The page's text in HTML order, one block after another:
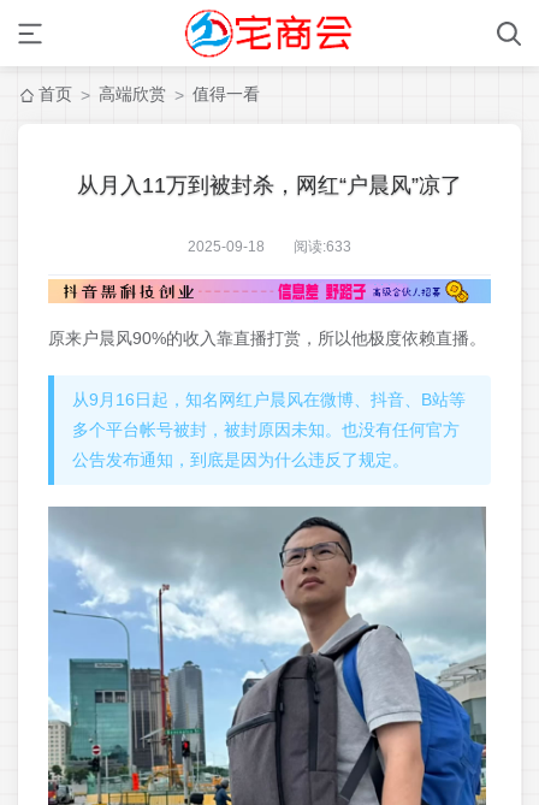
首页 > 高端欣赏 > 值得一看
从月入11万到被封杀，网红“户晨风”凉了
2025-09-18 阅读:633
原来户晨风90%的收入靠直播打赏，所以他极度依赖直播。
从9月16日起，知名网红户晨风在微博、抖音、B站等
多个平台帐号被封，被封原因未知。也没有任何官方
公告发布通知，到底是因为什么违反了规定。